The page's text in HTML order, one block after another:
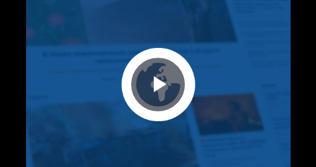
Play Video